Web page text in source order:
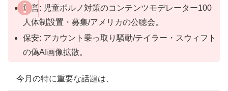
運営: 児童ポルノ対策のコンテンツモデレーター100
人体制設置・募集/アメリカの公聴会。
保安: アカウント乗っ取り騒動/テイラー・スウィフト
の偽AI画像拡散。
今月の特に重要な話題は、